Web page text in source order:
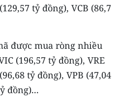
tỷ đồng), VCB (86,7
được mua ròng nhiều
(196,57 tỷ đồng), VRE
tỷ đồng), VPB (47,04
đồng)...